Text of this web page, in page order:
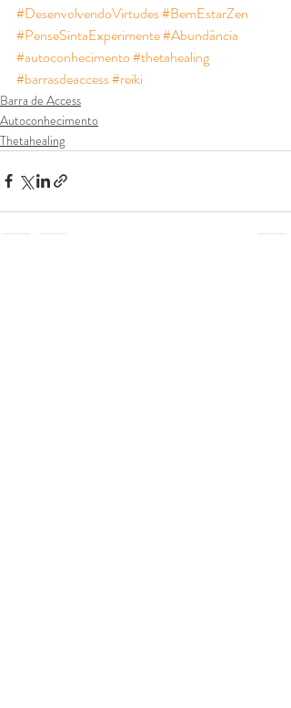
#DesenvolvendoVirtudes#BemEstarZen
#PenseSintaExperimente#Abundância
#autoconhecimento#thetahealing
#barrasdeaccess#reiki
Barra de Access
Autoconhecimento
Thetahealing